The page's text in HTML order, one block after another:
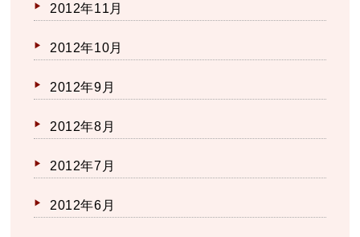
2012年11月
2012年10月
2012年9月
2012年8月
2012年7月
2012年6月